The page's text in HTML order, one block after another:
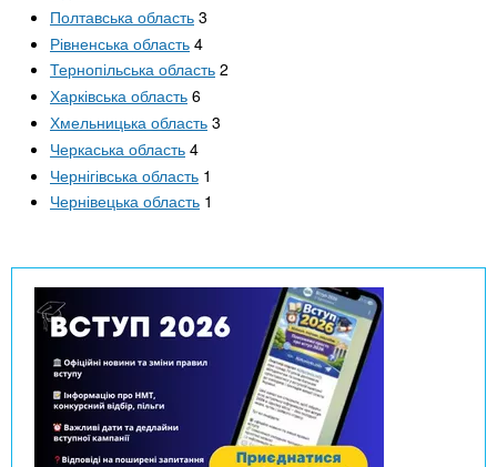
Полтавська область 3
Рівненська область 4
Тернопільська область 2
Харківська область 6
Хмельницька область 3
Черкаська область 4
Чернігівська область 1
Чернівецька область 1